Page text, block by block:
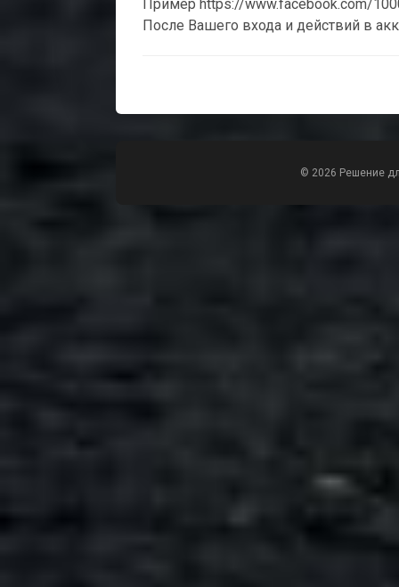
Пример https://www.facebook.com/
После Вашего входа и действий в
© 2026 Решение
Всего позиций в корзине